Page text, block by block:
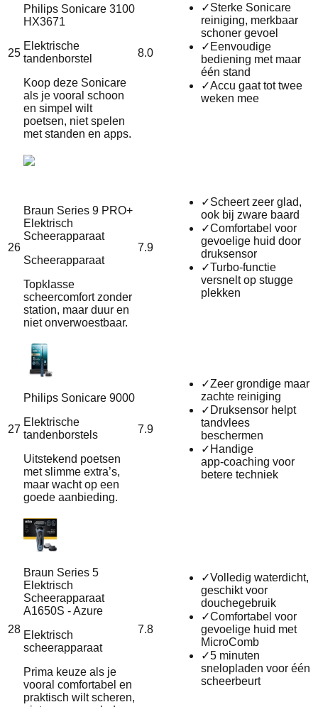
25
Philips Sonicare 3100
HX3671
Elektrische
tandenborstel
Koop deze Sonicare
als je vooral schoon
en simpel wilt
poetsen, niet spelen
met standen en apps.
8.0
✓Sterke Sonicare
reiniging, merkbaar
schoner gevoel
✓ Eenvoudige
bediening met maar
één stand
✓Accu gaat tot twee
weken mee
26
Braun Series 9 PRO+
Elektrisch
Scheerapparaat
Scheerapparaat
Topklasse
scheercomfort zonder
station, maar duur en
niet onverwoestbaar.
7.9
✓Scheert zeer glad,
ook bij zware baard
✓Comfortabel voor
gevoelige huid door
druksensor
✓Turbo‑functie
versnelt op stugge
plekken
27
Philips Sonicare 9000
Elektrische
tandenborstels
Uitstekend poetsen
met slimme extra’s,
maar wacht op een
goede aanbieding.
7.9
✓Zeer grondige maar
zachte reiniging
✓ Druksensor helpt
tandvlees
beschermen
✓ Handige
app‑coaching voor
betere techniek
28
Braun Series 5
Elektrisch
Scheerapparaat
A1650S - Azure
Elektrisch
scheerapparaat
Prima keuze als je
vooral comfortabel en
praktisch wilt scheren,
7.8
✓Volledig waterdicht,
geschikt voor
douchegebruik
✓Comfortabel voor
gevoelige huid met
MicroComb
✓5 minuten
snelopladen voor één
scheerbeurt